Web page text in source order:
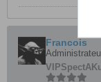
Francois
VIP